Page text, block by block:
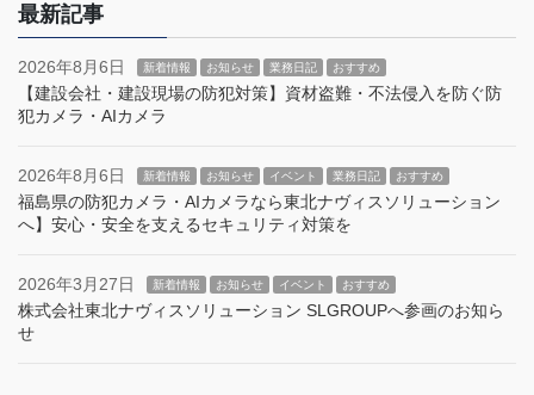
最新記事
2026年8月6日 新着情報 お知らせ 業務日記 おすすめ
【建設会社・建設現場の防犯対策】資材盗難・不法侵入を防ぐ防
犯カメラ・AIカメラ
2026年8月6日 新着情報 お知らせ イベント 業務日記 おすすめ
福島県の防犯カメラ・AIカメラなら東北ナヴィスソリューション
へ】安心・安全を支えるセキュリティ対策を
2026年3月27日 新着情報 お知らせ イベント おすすめ
株式会社東北ナヴィスソリューション SLGROUPへ参画のお知ら
せ